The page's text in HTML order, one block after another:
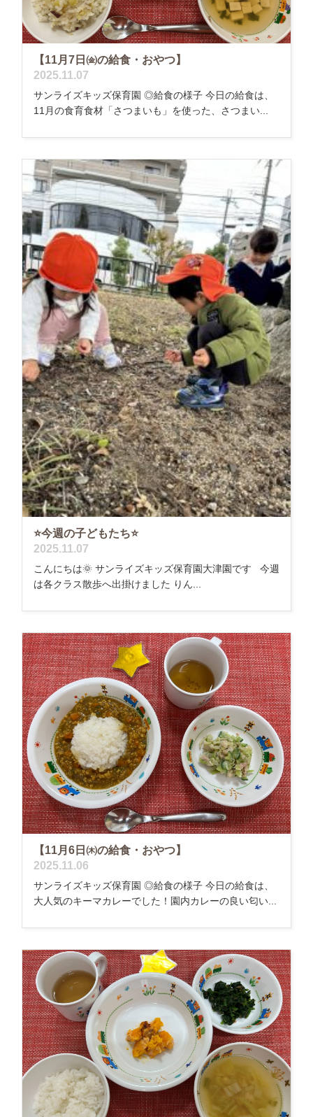
【11月7日㈮の給食・おやつ】
2025.11.07
サンライズキッズ保育園 ◎給食の様子 今日の給食は、
11月の食育食材「さつまいも」を使った、さつまい...
⭐今週の子どもたち⭐
2025.11.07
こんにちは🌞 サンライズキッズ保育園大津園です 今週
は各クラス散歩へ出掛けました りん...
【11月6日㈭の給食・おやつ】
2025.11.06
サンライズキッズ保育園 ◎給食の様子 今日の給食は、
大人気のキーマカレーでした！園内カレーの良い匂い...